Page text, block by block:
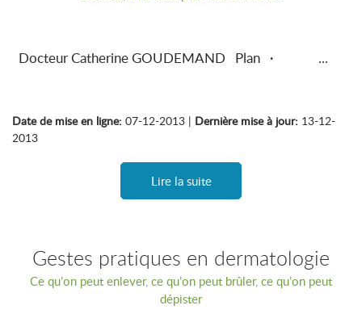
Docteur Catherine GOUDEMAND Plan · ...
Date de mise en ligne: 07-12-2013 | Dernière mise à jour: 13-12-
2013
Lire la suite
Gestes pratiques en dermatologie
Ce qu’on peut enlever, ce qu’on peut brûler, ce qu’on peut
dépister